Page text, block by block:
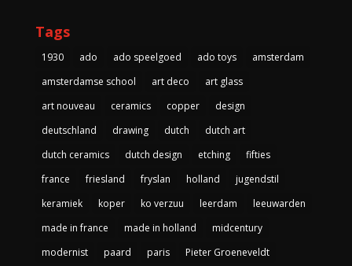
Tags
1930 ado ado speelgoed ado toys
amsterdam
amsterdamse school
art deco
art glass
art nouveau
ceramics copper
design
deutschland
drawing dutch
dutch art
dutch ceramics
dutch design etching
fifties
france
friesland fryslan holland
jugendstil
keramiek
koper ko verzuu leerdam
leeuwarden
made in france
made in holland
midcentury
modernist
paard paris Pieter Groeneveldt